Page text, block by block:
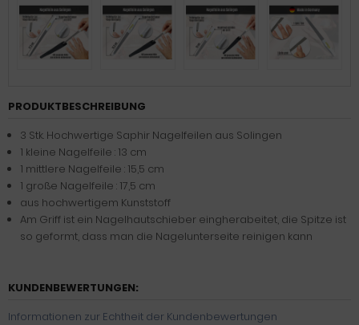
PRODUKTBESCHREIBUNG
3 Stk. Hochwertige Saphir Nagelfeilen aus Solingen
1 kleine Nagelfeile : 13 cm
1 mittlere Nagelfeile : 15,5 cm
1 große Nagelfeile : 17,5 cm
aus hochwertigem Kunststoff
Am Griff ist ein Nagelhautschieber eingherabeitet, die Spitze ist
so geformt, dass man die Nagelunterseite reinigen kann
KUNDENBEWERTUNGEN:
Informationen zur Echtheit der Kundenbewertungen